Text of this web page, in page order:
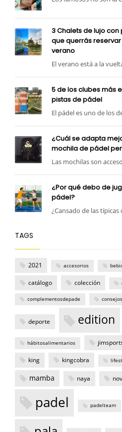
3 Chalets de lujo
que querrás reservar
verano
El verano está a la
5 de los clubes más
pistas de pádel
El pádel es uno de los
¿Cuál se adapta
mochila de pádel
Las mochilas son
¿Por qué debo de
pádel?
¿Cansado de las
TAGS
2021 accesorios
catálogo colección
complementosdepade consejos
deporte edition
hábitosalimentarios
king kingcobra
mamba naya
padel padelteam